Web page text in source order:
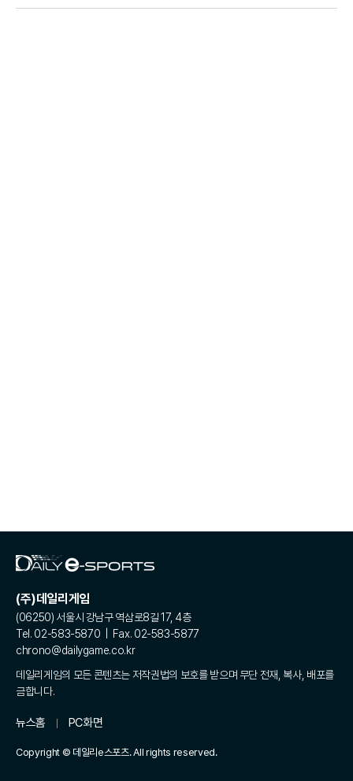
(주)데일리게임
(06250) 서울시 강남구 역삼로8길 17, 4층
Tel. 02-583-5870 | Fax. 02-583-5877
chrono@dailygame.co.kr
데일리게임의 모든 콘텐츠는 저작권법의 보호를 받으며 무단 전재, 복사, 배포를
금합니다.
뉴스홈 PC화면
Copyright © 데일리e스포츠. All rights reserved.